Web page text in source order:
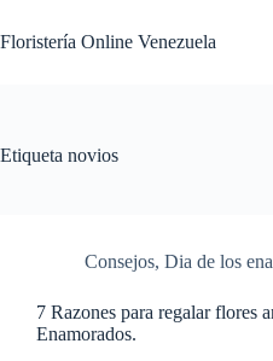
Floristería Online Venezuela
Etiqueta novios
Consejos, Dia de los
7 Razones para regalar flores
Enamorados.